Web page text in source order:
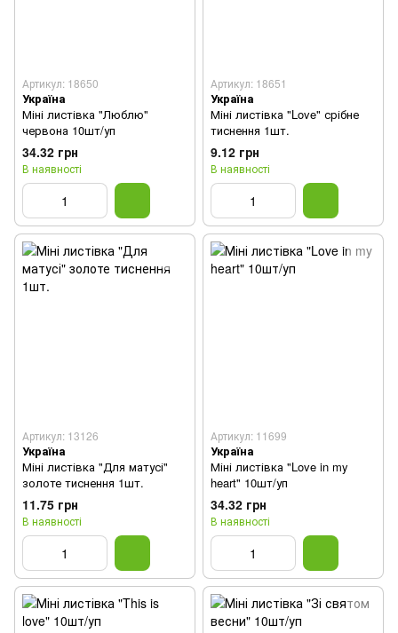
Артикул: 18650
Україна
Міні листівка "Люблю"
червона 10шт/уп
34.32 грн
В наявності
Артикул: 18651
Україна
Міні листівка "Love" срібне
тиснення 1шт.
9.12 грн
В наявності
Артикул: 13126
Україна
Міні листівка "Для матусі"
золоте тиснення 1шт.
11.75 грн
В наявності
Артикул: 11699
Україна
Міні листівка "Love in my
heart" 10шт/уп
34.32 грн
В наявності